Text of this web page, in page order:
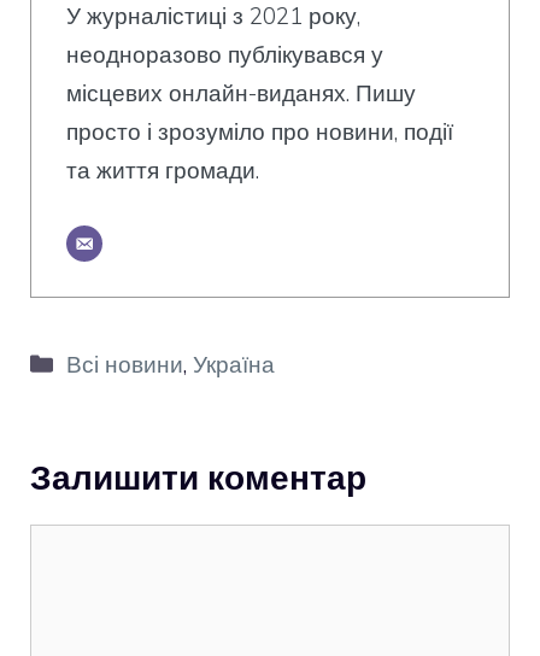
У журналістиці з 2021 року,
неодноразово публікувався у
місцевих онлайн-виданях. Пишу
просто і зрозуміло про новини, події
та життя громади.
Категорії
Всі новини,Україна
Залишити коментар